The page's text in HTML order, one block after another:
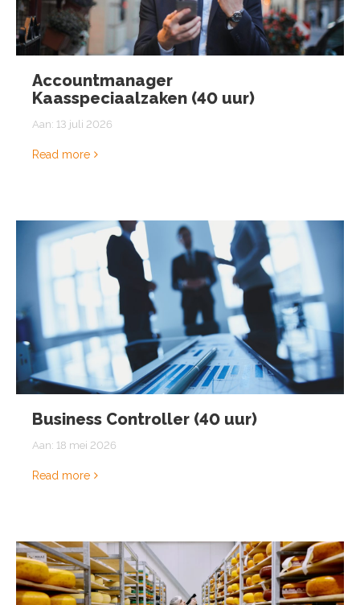
Accountmanager
Kaasspeciaalzaken (40 uur)
Aan: 13 juli 2026
Read more
Business Controller (40 uur)
Aan: 18 mei 2026
Read more